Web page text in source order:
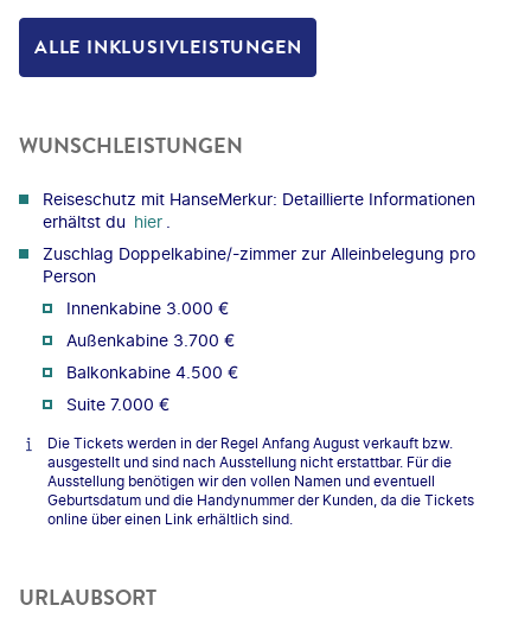
ALLE INKLUSIVLEISTUNGEN
WUNSCHLEISTUNGEN
Reiseschutz mit HanseMerkur: Detaillierte Informationen
erhältst du hier
Zuschlag Doppelkabine/-zimmer zur Alleinbelegung pro
Person
Innenkabine 3.000 €
Außenkabine 3.700 €
Balkonkabine 4.500 €
Suite 7.000 €
Die Tickets werden in der Regel Anfang August verkauft bzw.
ausgestellt und sind nach Ausstellung nicht erstattbar. Für die
Ausstellung benötigen wir den vollen Namen und eventuell
Geburtsdatum und die Handynummer der Kunden, da die Tickets
online über einen Link erhältlich sind.
URLAUBSORT